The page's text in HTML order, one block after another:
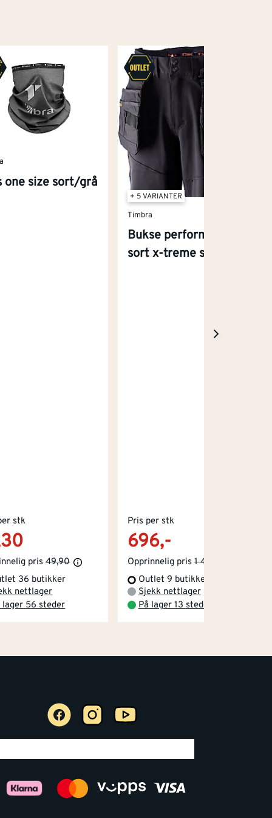
one size sort/grå
stk
pris 49,90
36 butikker
nettlager
lager 56 steder
+ 5 VARIANTER
Timbra
Bukse performance
sort x-treme str 54
Pris per stk
696,-
Opprinnelig pris 1 499,-
Outlet 9 butikker
Sjekk nettlager
På lager 13 steder